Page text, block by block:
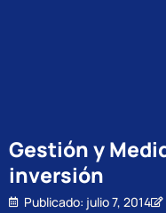
Gestión y
inversión
Publicado: julio 7, 2014